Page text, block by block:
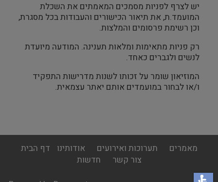
יש לצרף לפניות מסמכים המאמתים את השכלת
המועמד.ת, את תיאור הכישורים והעבודות בכל מסגרת,
וכן רשימת פרסומים והמלצות.
רק פניות מתאימות ומלאות תענינה. המודעה מיועדת
לנשים ולגברים כאחד.
המוזיאון שומר על זכותו לשנות מדרישות התפקיד
ו/או לבחור במועמדים אותם יאתר עצמאית.
footer
menu
דף הבית אודותינו תערוכות ואירועים
מאמרים
חדשות
צור קשר